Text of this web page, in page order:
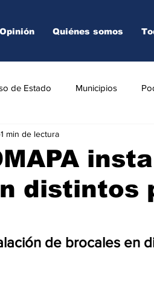
Opinión Quiénes somos
de Estado Municipios
TAMPICO
distintos
1 min de lectura
de brocales en